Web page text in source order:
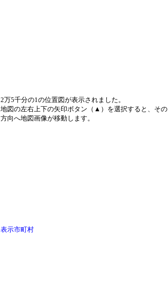
2万5千分の1の位置図が表示されました。
地図の左右上下の矢印ボタン（▲）を選択すると、その
方向へ地図画像が移動します。
表示市町村